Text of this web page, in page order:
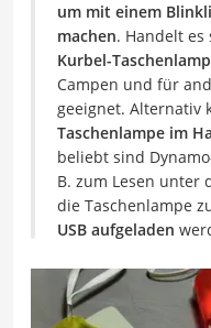
um mit einem
machen. Handelt es
Kurbel-
Campen und für
geeignet. Alternativ
Taschenlampe im
beliebt sind
B. zum Lesen unter
die Taschenlampe
USB aufgeladen